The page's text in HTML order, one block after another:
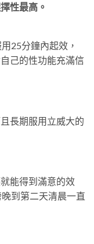
性最高。
25分鐘內起效，
己的性功能充滿信
長期服用立威大的
能得到滿意的效
到第二天清晨一直